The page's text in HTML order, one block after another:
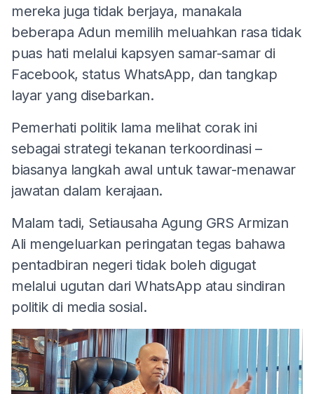
mereka juga tidak berjaya, manakala
beberapa Adun memilih meluahkan rasa tidak
puas hati melalui kapsyen samar-samar di
Facebook, status WhatsApp, dan tangkap
layar yang disebarkan.
Pemerhati politik lama melihat corak ini
sebagai strategi tekanan terkoordinasi –
biasanya langkah awal untuk tawar-menawar
jawatan dalam kerajaan.
Malam tadi, Setiausaha Agung GRS Armizan
Ali mengeluarkan peringatan tegas bahawa
pentadbiran negeri tidak boleh digugat
melalui ugutan dari WhatsApp atau sindiran
politik di media sosial.